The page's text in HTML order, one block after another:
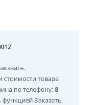
стоимости товара
по телефону:8
функцией Заказать